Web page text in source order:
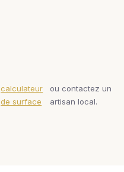
calculateur
de surface
ou contactez un
artisan local.